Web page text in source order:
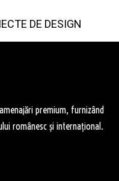
DE DESIGN
premium, furnizând
românesc și internațional.